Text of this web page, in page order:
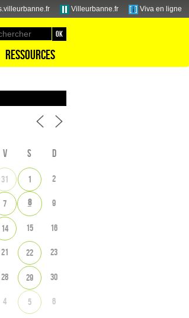
Villeurbanne.fr Viva en ligne
Ressources
V S D
31 1 2
7 8 9
14 15 16
21 22 23
28 29 30
4 5 6